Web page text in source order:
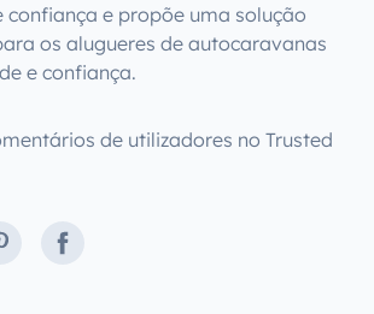
confiança e propõe uma solução
os alugueres de autocaravanas
e confiança.
de utilizadores no Trusted
Facebook